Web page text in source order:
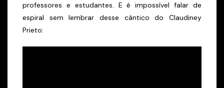
professores e estudantes. E é impossível falar de
espiral sem lembrar desse cântico do Claudiney
Prieto: